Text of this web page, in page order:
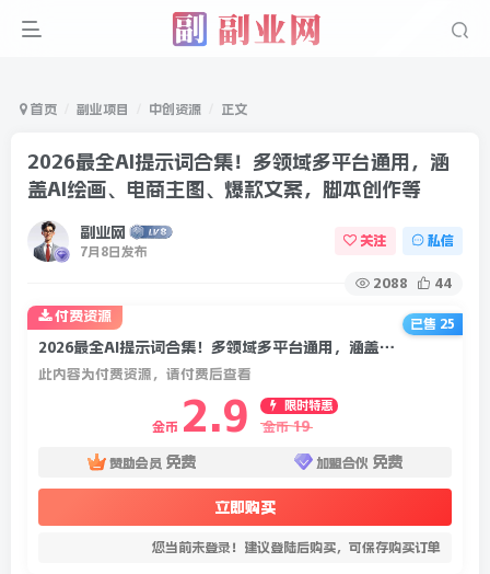
首页 副业项目 中创资源 正文
2026最全AI提示词合集！多领域多平台通用，涵
盖AI绘画、电商主图、爆款文案，脚本创作等
副业网
7月8日发布
关注 私信
2088 44
2026最全AI提示词合集！多领域多平台通用，涵盖AI绘画、电商主图、爆款文案，脚本创作等
此内容为付费资源，请付费后查看
金币 2.9
限时特惠
金币 19
赞助会员 免费 加盟合伙 免费
立即购买
您当前未登录！建议登陆后购买，可保存购买订单
付费资源
已售 25